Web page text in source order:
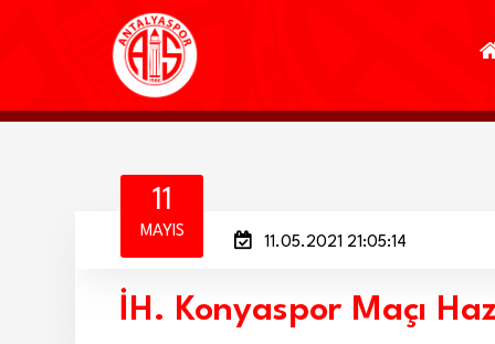
11
MAYIS
11.05.2021 21:05:14
İH. Konyaspor Maçı